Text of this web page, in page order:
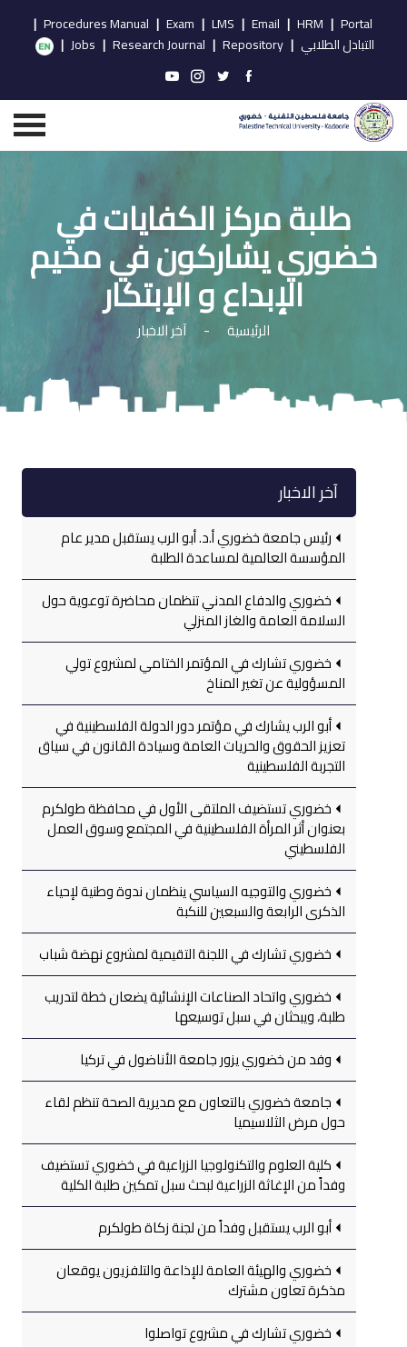
Portal
|
HRM
|
Email
|
LMS
|
Exam
|
Procedures Manual
|
التبادل الطلابي |
Repository
|
Research Journal
|
Jobs
|
طلبة مركز الكفايات في
خضوري يشاركون في مخيم
الإبداع و الإبتكار
الرئيسية - آخر الاخبار
آخر الاخبار
رئيس جامعة خضوري أ.د. أبو الرب يستقبل مدير عام
المؤسسة العالمية لمساعدة الطلبة
خضوري والدفاع المدني تنظمان محاضرة توعوية حول
السلامة العامة والغاز المنزلي
خضوري تشارك في المؤتمر الختامي لمشروع تولي
المسؤولية عن تغير المناخ
أبو الرب يشارك في مؤتمر دور الدولة الفلسطينية في
تعزيز الحقوق والحريات العامة وسيادة القانون في سياق
التجربة الفلسطينية
خضوري تستضيف الملتقى الأول في محافظة طولكرم
بعنوان أثر المرأة الفلسطينية في المجتمع وسوق العمل
الفلسطيني
خضوري والتوجيه السياسي ينظمان ندوة وطنية لإحياء
الذكرى الرابعة والسبعين للنكبة
خضوري تشارك في اللجنة التقيمية لمشروع نهضة شباب
خضوري واتحاد الصناعات الإنشائية يضعان خطة لتدريب
طلبة، ويبحثان في سبل توسيعها
وفد من خضوري يزور جامعة الأناضول في تركيا
جامعة خضوري بالتعاون مع مديرية الصحة تنظم لقاء
حول مرض الثلاسيميا
كلية العلوم والتكنولوجيا الزراعية في خضوري تستضيف
وفداً من الإغاثة الزراعية لبحث سبل تمكين طلبة الكلية
أبو الرب يستقبل وفداً من لجنة زكاة طولكرم
خضوري والهيئة العامة للإذاعة والتلفزيون يوقعان
مذكرة تعاون مشترك
خضوري تشارك في مشروع تواصلوا